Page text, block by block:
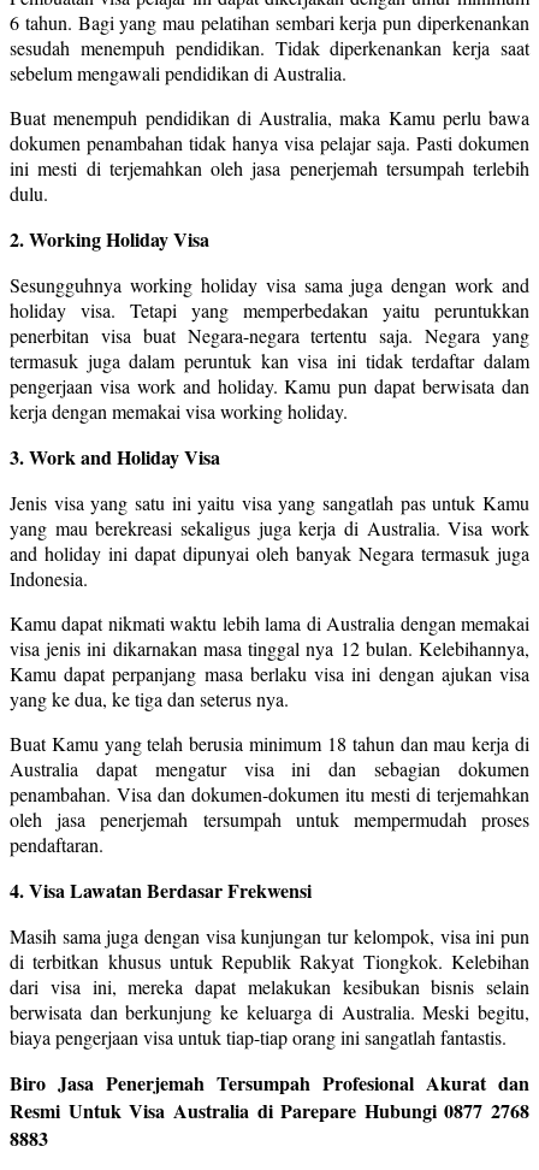
6 tahun. Bagi yang mau pelatihan sembari kerja pun diperkenankan
sesudah menempuh pendidikan. Tidak diperkenankan kerja saat
sebelum mengawali pendidikan di Australia.
Buat menempuh pendidikan di Australia, maka Kamu perlu bawa
dokumen penambahan tidak hanya visa pelajar saja. Pasti dokumen
ini mesti di terjemahkan oleh jasa penerjemah tersumpah terlebih
dulu.
2. Working Holiday Visa
Sesungguhnya working holiday visa sama juga dengan work and
holiday visa. Tetapi yang memperbedakan yaitu peruntukkan
penerbitan visa buat Negara-negara tertentu saja. Negara yang
termasuk juga dalam peruntuk kan visa ini tidak terdaftar dalam
pengerjaan visa work and holiday. Kamu pun dapat berwisata dan
kerja dengan memakai visa working holiday.
3. Work and Holiday Visa
Jenis visa yang satu ini yaitu visa yang sangatlah pas untuk Kamu
yang mau berekreasi sekaligus juga kerja di Australia. Visa work
and holiday ini dapat dipunyai oleh banyak Negara termasuk juga
Indonesia.
Kamu dapat nikmati waktu lebih lama di Australia dengan memakai
visa jenis ini dikarnakan masa tinggal nya 12 bulan. Kelebihannya,
Kamu dapat perpanjang masa berlaku visa ini dengan ajukan visa
yang ke dua, ke tiga dan seterus nya.
Buat Kamu yang telah berusia minimum 18 tahun dan mau kerja di
Australia dapat mengatur visa ini dan sebagian dokumen
penambahan. Visa dan dokumen-dokumen itu mesti di terjemahkan
oleh jasa penerjemah tersumpah untuk mempermudah proses
pendaftaran.
4. Visa Lawatan Berdasar Frekwensi
Masih sama juga dengan visa kunjungan tur kelompok, visa ini pun
di terbitkan khusus untuk Republik Rakyat Tiongkok. Kelebihan
dari visa ini, mereka dapat melakukan kesibukan bisnis selain
berwisata dan berkunjung ke keluarga di Australia. Meski begitu,
biaya pengerjaan visa untuk tiap-tiap orang ini sangatlah fantastis.
Biro Jasa Penerjemah Tersumpah Profesional Akurat dan
Resmi Untuk Visa Australia di Parepare Hubungi 0877 2768
8883